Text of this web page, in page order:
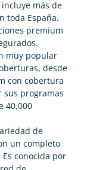
más de
toda España.
premium
muy popular
desde
con cobertura
sus programas
40,000
de
un completo
conocida por